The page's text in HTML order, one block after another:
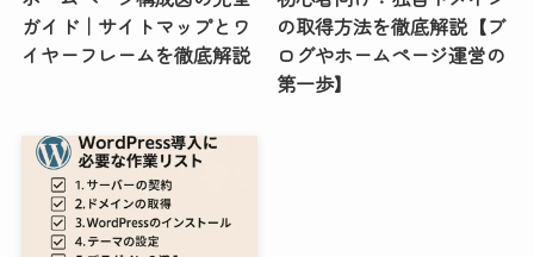
ガイド｜サイトマップとワ
イヤーフレームを徹底解説
の取得方法を徹底解説【ブ
ログやホームページ運営の
第一歩】